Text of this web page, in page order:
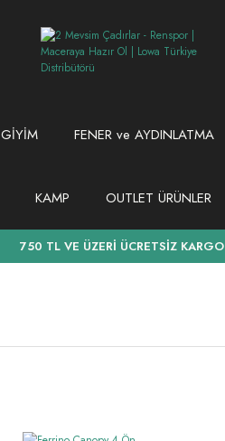
GİYİM FENER ve AYDINLATMA
KAMP OUTLET ÜRÜNLER
750 TL VE ÜZERİ ÜCRETSİZ KARGO